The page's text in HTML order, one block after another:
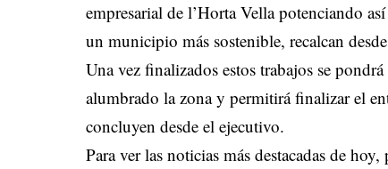
empresarial de l’Horta Vella potenciando
un municipio más sostenible, recalcan
Una vez finalizados estos trabajos se
alumbrado la zona y permitirá finalizar el
concluyen desde el ejecutivo.
Para ver las noticias más destacadas de hoy,